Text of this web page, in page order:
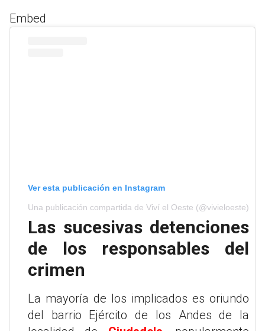
Embed
Ver esta publicación en Instagram
Una publicación compartida de Viví el Oeste (@vivieloeste)
Las sucesivas detenciones
de los responsables del
crimen
La mayoría de los implicados es oriundo
del barrio Ejército de los Andes de la